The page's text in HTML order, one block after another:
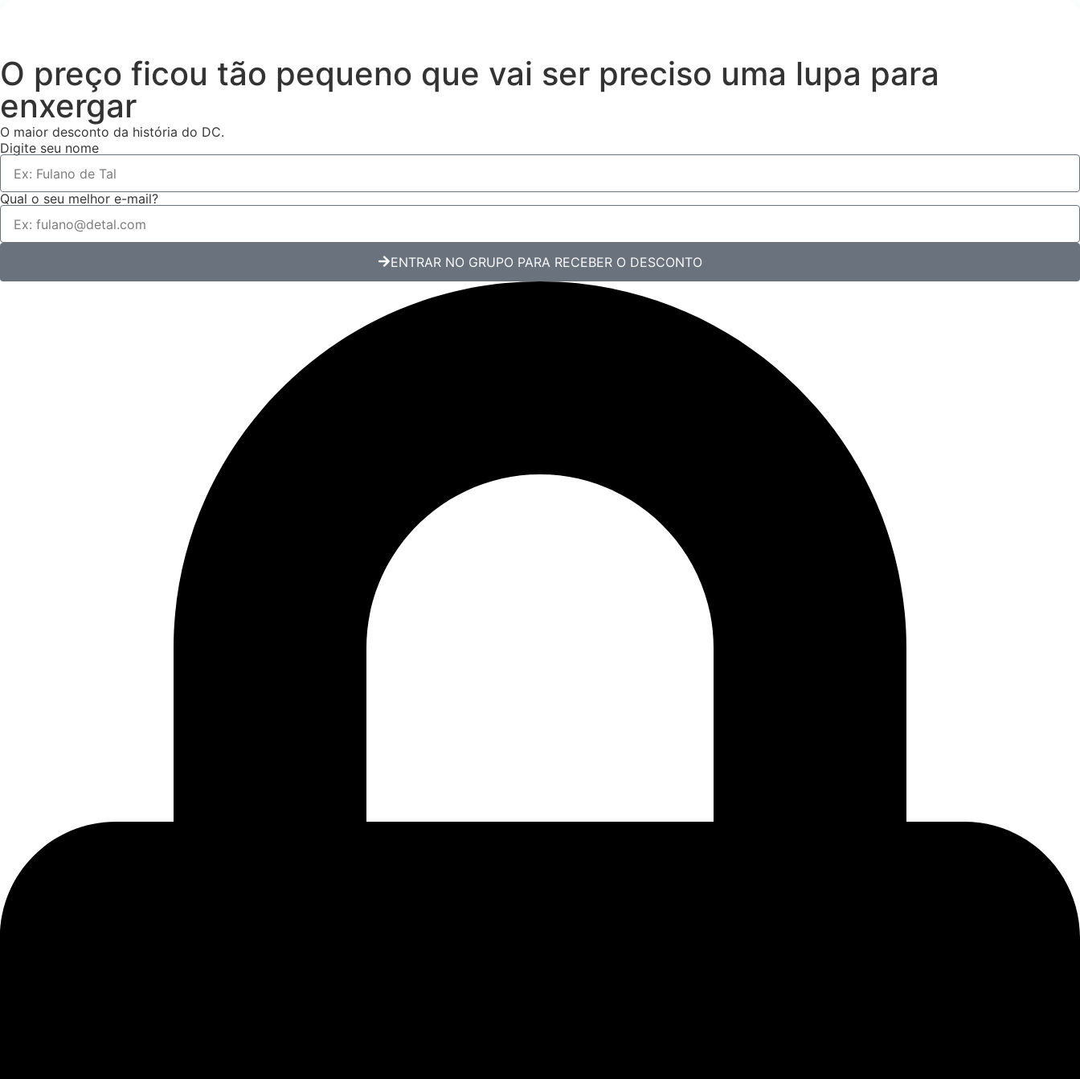
O preço ficou tão pequeno que vai ser preciso uma lupa para
enxergar
O maior desconto da história do DC.
Digite seu nome
Qual o seu melhor e-mail?
ENTRAR NO GRUPO PARA RECEBER O DESCONTO